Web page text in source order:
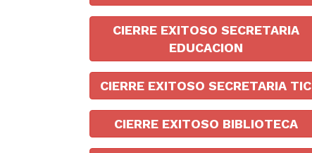
CIERRE EXITOSO SECRETARIA
EDUCACION
CIERRE EXITOSO SECRETARIA TIC
CIERRE EXITOSO BIBLIOTECA